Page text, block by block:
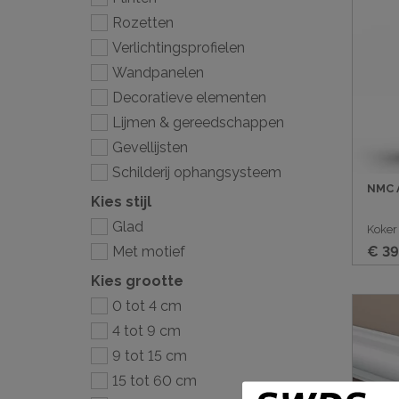
Rozetten
Verlichtingsprofielen
Wandpanelen
Decoratieve elementen
Lijmen & gereedschappen
Gevellijsten
Schilderij ophangsysteem
Kies stijl
Glad
Met motief
Kies grootte
0 tot 4 cm
4 tot 9 cm
9 tot 15 cm
15 tot 60 cm
NMC
€